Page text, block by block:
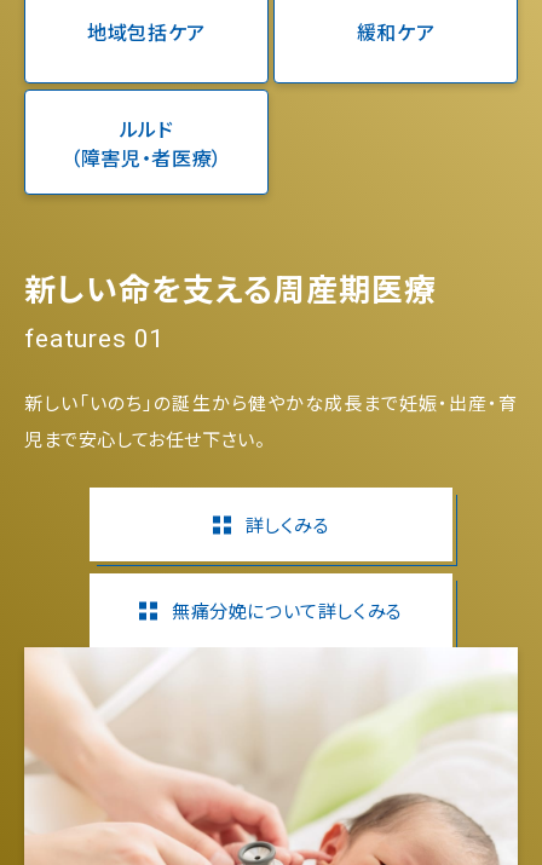
地域包括ケア 緩和ケア
ルルド
（障害児・者医療）
新しい命を支える周産期医療
features 01
新しい「いのち」の誕生から健やかな成長まで妊娠・出産・育
児まで安心してお任せ下さい。
詳しくみる
無痛分娩について詳しくみる